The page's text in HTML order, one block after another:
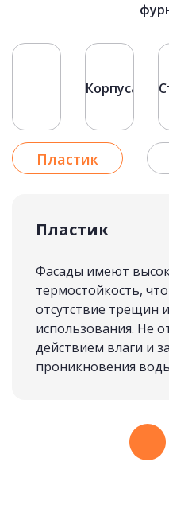
Первая
3
4
5
КУХНИ ЛОФТ
ИЗ МАССИВА
Корпуса
Пластик
Пластик
Фасады имеют
термостойкость,
отсутствие трещин
использования. Не
действием влаги и
проникновения